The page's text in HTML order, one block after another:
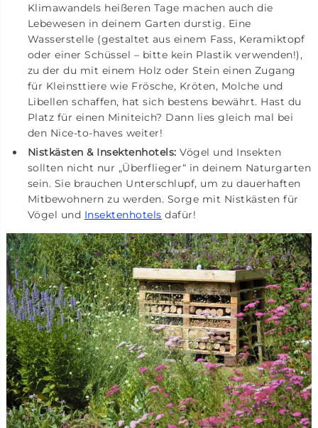
Klimawandels heißeren Tage machen auch die
Lebewesen in deinem Garten durstig. Eine
Wasserstelle (gestaltet aus einem Fass, Keramiktopf
oder einer Schüssel – bitte kein Plastik verwenden!),
zu der du mit einem Holz oder Stein einen Zugang
für Kleinsttiere wie Frösche, Kröten, Molche und
Libellen schaffen, hat sich bestens bewährt. Hast du
Platz für einen Miniteich? Dann lies gleich mal bei
den Nice-to-haves weiter!
Nistkästen & Insektenhotels: Vögel und Insekten
sollten nicht nur „Überflieger“ in deinem Naturgarten
sein. Sie brauchen Unterschlupf, um zu dauerhaften
Mitbewohnern zu werden. Sorge mit Nistkästen für
Vögel und Insektenhotels dafür!